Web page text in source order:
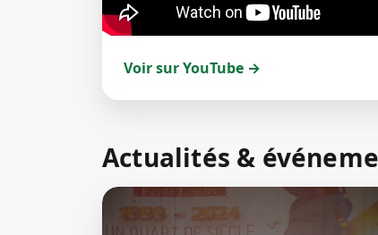
Voir sur YouTube →
Actualités &